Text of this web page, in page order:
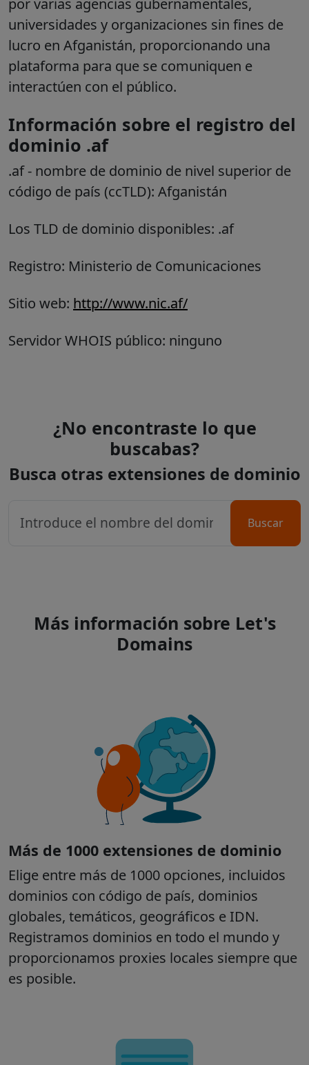
por varias agencias gubernamentales,
universidades y organizaciones sin fines de
lucro en Afganistán, proporcionando una
plataforma para que se comuniquen e
interactúen con el público.
Información sobre el registro del
dominio .af
.af- nombre de dominio de nivel superior de
código de país (ccTLD): Afganistán
Los TLD de dominio disponibles: .af
Registro: Ministerio de Comunicaciones
Sitio web: http://www.nic.af/
Servidor WHOIS público: ninguno
¿No encontraste lo que
buscabas?
Busca otras extensiones de dominio
Buscar